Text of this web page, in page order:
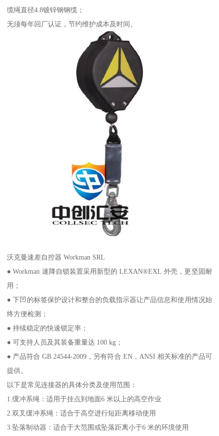
缆绳直径4.8镀锌钢钢缆；
无须每年回厂认证，节约维护成本及时间。
沃克曼速差自控器 Workman SRL
● Workman 速降自锁装置采用新型的 LEXAN®EXL 外壳，更坚固耐
用；
● 下凹的标签保护设计和整合的负载指示器让产品信息和使用情况始
终方便检测；
● 持续稳定的快速锁定率；
● 可支持人员及其装备重量达 100 kg；
● 产品符合 GB 24544-2009，另有符合 EN，ANSI 相关标准的产品可
提供。
以下是常见连接器的具体分类及使用范围：
1.缓冲系绳：适用于挂点到地面6 米以上的高空作业
2.双叉缓冲系绳：适合于高空进行短距离移动使用
3.坠落制动器：适合于大范围或坠落距离小于6 米的环境使用